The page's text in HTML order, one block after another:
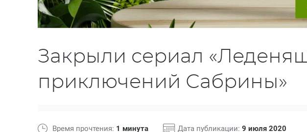
Закрыли сериал
приключений Сабрины»
Время прочтения: 1 минута Дата публикации: 9 июля 2020